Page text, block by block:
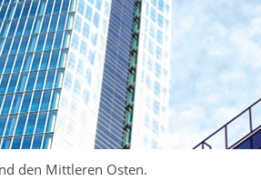
den Mittleren Osten.